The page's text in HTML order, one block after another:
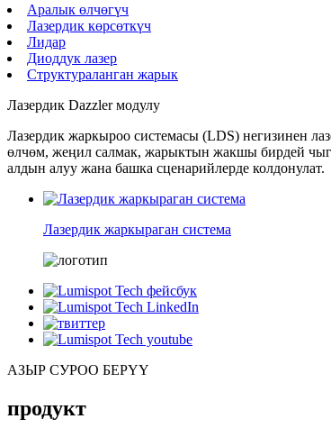
Аралык өлчөгүч
Лазердик көрсөткүч
Лидар
Диоддук лазер
Структураланган жарык
Лазердик Dazzler модулу
Лазердик жаркыроо системасы (LDS) негизинен
өлчөм, жеңил салмак, жарыктын жакшы бирдей
алдын алуу жана башка сценарийлерде колдонулат.
Лазердик жаркыраган система
АЗЫР СУРОО БЕРҮҮ
продукт